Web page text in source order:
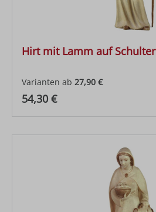
Hirt mit Lamm auf Schulter
Varianten ab 27,90 €
Regulärer Preis:
54,30 €